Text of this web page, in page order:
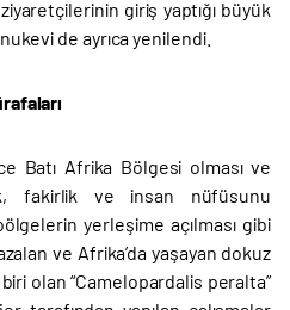
giriş yaptığı büyük
de ayrıca yenilendi.
Batı Afrika Bölgesi olması ve
fakirlik ve insan nüfüsunu
yerleşime açılması gibi
ve Afrika’da yaşayan dokuz
olan “Camelopardalis peralta”